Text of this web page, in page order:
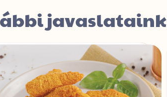
javaslataink